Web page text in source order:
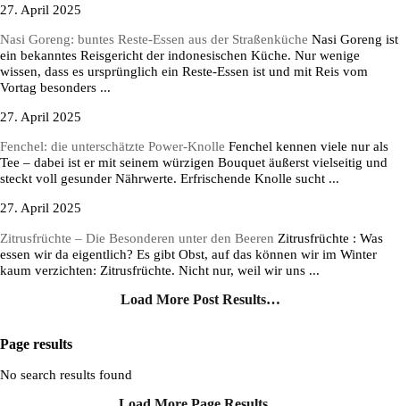
27. April 2025
Nasi Goreng: buntes Reste-Essen aus der Straßenküche Nasi Goreng ist
ein bekanntes Reisgericht der indonesischen Küche. Nur wenige
wissen, dass es ursprünglich ein Reste-Essen ist und mit Reis vom
Vortag besonders ...
27. April 2025
Fenchel: die unterschätzte Power-Knolle Fenchel kennen viele nur als
Tee – dabei ist er mit seinem würzigen Bouquet äußerst vielseitig und
steckt voll gesunder Nährwerte. Erfrischende Knolle sucht ...
27. April 2025
Zitrusfrüchte – Die Besonderen unter den Beeren Zitrusfrüchte : Was
essen wir da eigentlich? Es gibt Obst, auf das können wir im Winter
kaum verzichten: Zitrusfrüchte. Nicht nur, weil wir uns ...
Load More Post Results…
Page results
No search results found